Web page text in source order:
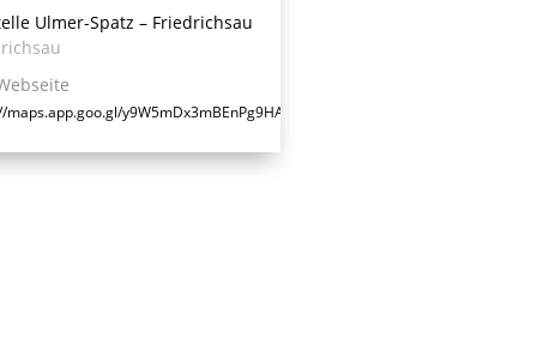
Ulmer-Spatz – Friedrichsau
maps.app.goo.gl/y9W5mDx3mBEnPg9HA